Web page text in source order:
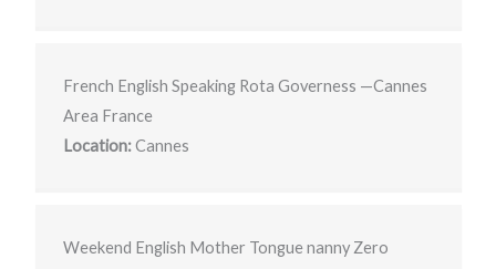
French English Speaking Rota Governess —Cannes
Area France
Location:Cannes
Weekend English Mother Tongue nanny Zero